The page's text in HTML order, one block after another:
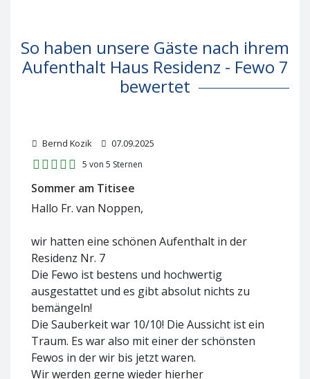
So haben unsere Gäste nach ihrem
Aufenthalt Haus Residenz - Fewo 7
bewertet
Bernd Kozik 07.09.2025
5 von 5 Sternen
Sommer am Titisee
Hallo Fr. van Noppen,
wir hatten eine schönen Aufenthalt in der
Residenz Nr. 7
Die Fewo ist bestens und hochwertig
ausgestattet und es gibt absolut nichts zu
bemängeln!
Die Sauberkeit war 10/10! Die Aussicht ist ein
Traum. Es war also mit einer der schönsten
Fewos in der wir bis jetzt waren.
Wir werden gerne wieder hierher